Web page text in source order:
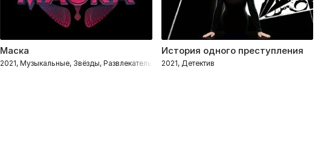
Маска
2021, Музыкальные, Звёзды, Развлекательное, Детектив
История одного преступления
2021, Детектив